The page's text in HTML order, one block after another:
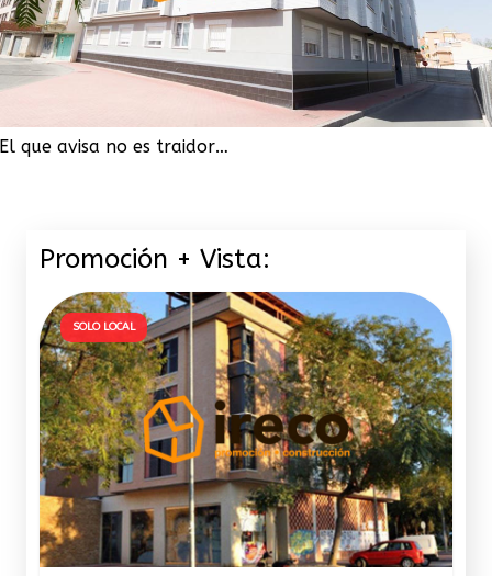
El que avisa no es traidor…
Promoción + Vista:
SOLO LOCAL